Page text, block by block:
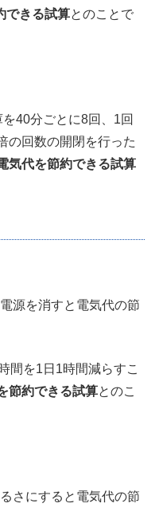
できる試算とのことで
40分ごとに8回、1回
の回数の開閉を行った
気代を節約できる試算
源を消すと電気代の節
間を1日1時間減らすこ
節約できる試算とのこ
さにすると電気代の節